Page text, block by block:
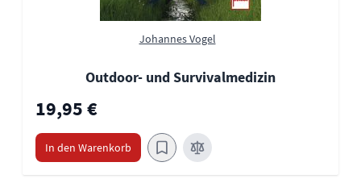
Johannes Vogel
Outdoor- und Survivalmedizin
19,95 €
In den Warenkorb